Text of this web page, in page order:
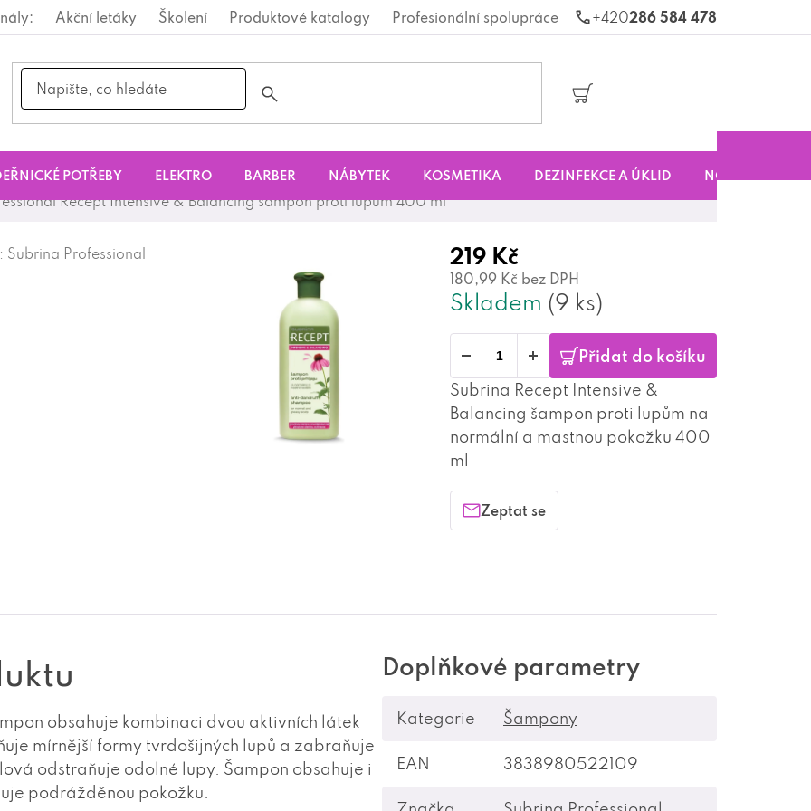
286 584 478
Akční letáky Školení Produktové katalogy Profesionální spolupráce
Nákupní
POTŘEBY ELEKTRO BARBER NÁBYTEK KOSMETIKA DEZINFEKCE A ÚKLID NOVINKY
Recept Intensive & Balancing šampon proti lupům 400 ml
Subrina Professional 219 Kč
180,99 Kč bez DPH
Skladem (9 ks)
Přidat do košíku
Subrina Recept Intensive &
Balancing šampon proti lupům na
normální a mastnou pokožku 400
ml
Zeptat se
obsahuje kombinaci dvou aktivních látek
mírnější formy tvrdošijných lupů a zabraňuje
odstraňuje odolné lupy. Šampon obsahuje i
podrážděnou pokožku.
Doplňkové parametry
Kategorie Šampony
EAN 3838980522109